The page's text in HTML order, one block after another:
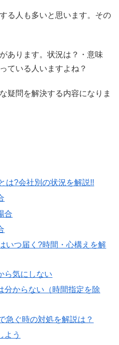
る人も多いと思います。その
あります。状況は？・意味
ている人いますよね？
疑問を解決する内容になりま
は?会社別の状況を解説!!
合
いつ届く?時間・心構えを解
ら気にしない
分からない（時間指定を除
急ぐ時の対処を解説は？
よう